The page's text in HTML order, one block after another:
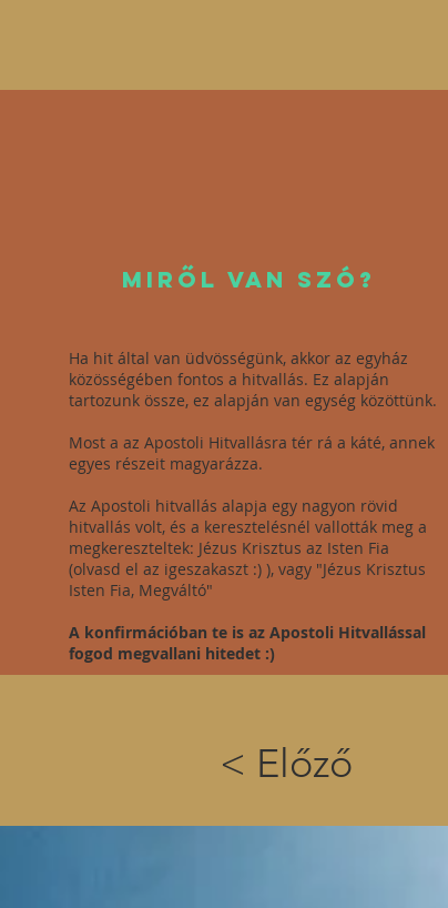
MIRŐL VAn szó?
Ha hit által van üdvösségünk, akkor az egyház
közösségében fontos a hitvallás. Ez alapján
tartozunk össze, ez alapján van egység közöttünk.
Most a az Apostoli Hitvallásra tér rá a káté, annek
egyes részeit magyarázza.
Az Apostoli hitvallás alapja egy nagyon rövid
hitvallás volt, és a keresztelésnél vallották meg a
megkereszteltek: Jézus Krisztus az Isten Fia
(olvasd el az igeszakaszt :) ), vagy "Jézus Krisztus
Isten Fia, Megváltó"
A konfirmációban te is az Apostoli Hitvallással
fogod megvallani hitedet :)
< Előző